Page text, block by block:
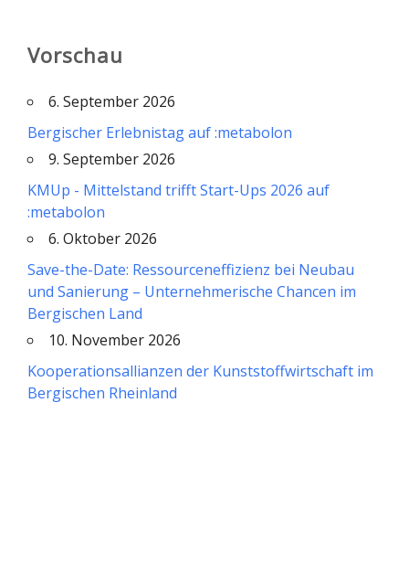
Vorschau
6. September 2026
Bergischer Erlebnistag auf :metabolon
9. September 2026
KMUp - Mittelstand trifft Start-Ups 2026 auf
:metabolon
6. Oktober 2026
Save-the-Date: Ressourceneffizienz bei Neubau
und Sanierung – Unternehmerische Chancen im
Bergischen Land
10. November 2026
Kooperationsallianzen der Kunststoffwirtschaft im
Bergischen Rheinland